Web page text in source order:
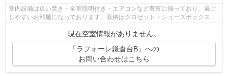
室内設備は追い焚き・全室照明付き・エアコンなど豊富に揃っており、過ご
しやすいお部屋になっております。収納はクロゼット・シューズボックスな
現在空室情報がありません。
「ラフォーレ鎌倉台B」への
お問い合わせはこちら